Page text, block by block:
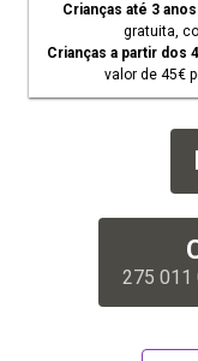
Crianças até 3 anos
gratuita,
Crianças a partir dos
valor de 45€
275 011